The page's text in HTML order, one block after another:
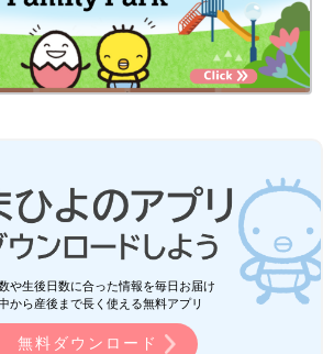
や生後日数に合った情報を毎日お届け
から産後まで長く使える無料アプリ
無料ダウンロード